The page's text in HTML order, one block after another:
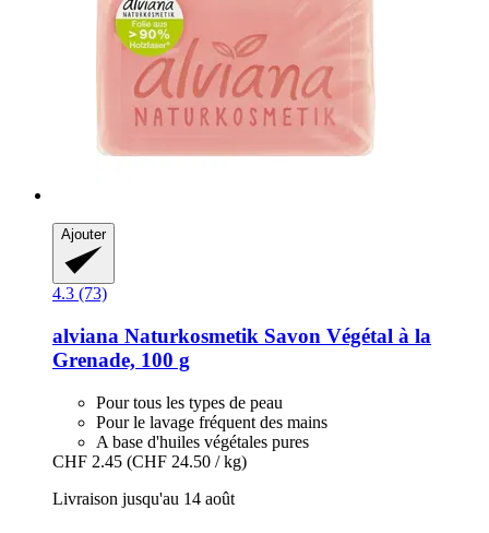
Ajouter
4.3 (73)
alviana Naturkosmetik Savon Végétal à la
Grenade, 100 g
Pour tous les types de peau
Pour le lavage fréquent des mains
A base d'huiles végétales pures
CHF 2.45 (CHF 24.50 / kg)
Livraison jusqu'au 14 août